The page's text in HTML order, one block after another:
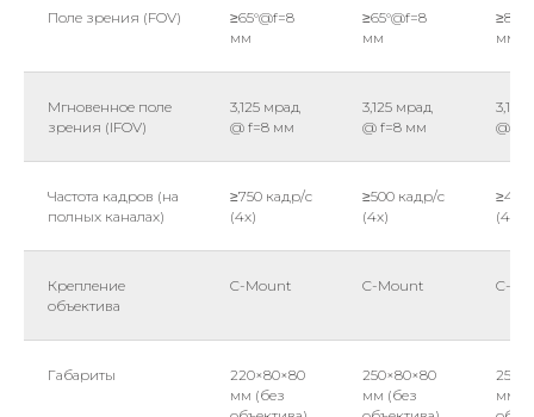
Поле зрения (FOV)
≥65°@f=8
мм
≥65°@f=8
мм
мм
Мгновенное поле
зрения (IFOV)
3,125 мрад
@ f=8 мм
3,125 мрад
@ f=8 мм
@
Частота кадров (на
полных каналах)
≥750 кадр/с
(4x)
≥500 кадр/с
(4x)
≥450
(4x)
Крепление
объектива
C-Mount C-Mount C-
Габариты
220×80×80
мм (без
250×80×80
мм (без
мм